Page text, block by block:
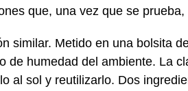
que, una vez que se
similar. Metido en una bolsita
de humedad del ambiente. La
al sol y reutilizarlo. Dos